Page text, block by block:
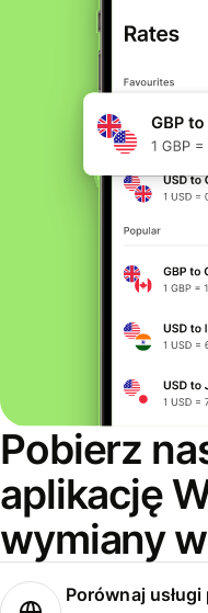
Pobierz
aplikację
wymiany
Porównaj